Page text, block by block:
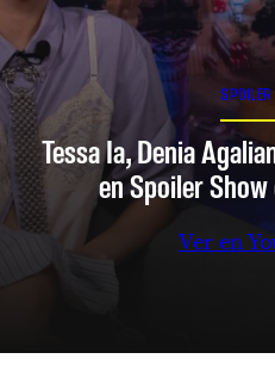
Tessa Ia, Denia
en Spoiler
Ver en